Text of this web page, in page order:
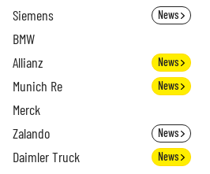
Siemens News
BMW
Allianz News
Munich Re News
Merck
Zalando News
Daimler Truck News